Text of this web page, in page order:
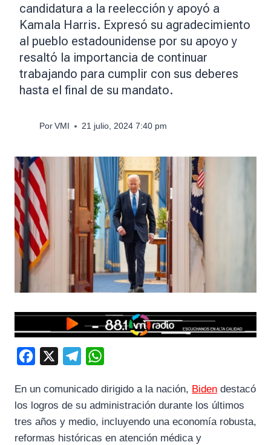
candidatura a la reelección y apoyó a
Kamala Harris. Expresó su agradecimiento
al pueblo estadounidense por su apoyo y
resaltó la importancia de continuar
trabajando para cumplir con sus deberes
hasta el final de su mandato.
Por VMI 21 julio, 2024 7:40 pm
c
e
b
l
e
g
a
t
s
En un comunicado dirigido a la nación, Biden destacó
los logros de su administración durante los últimos
tres años y medio, incluyendo una economía robusta,
reformas históricas en atención médica y